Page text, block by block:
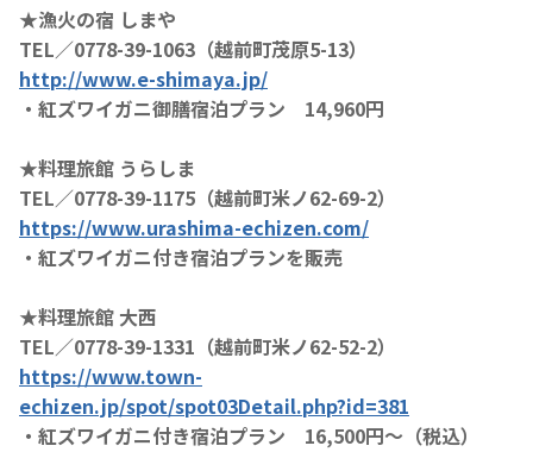
★漁火の宿 しまや
TEL／0778-39-1063（越前町茂原5-13）
http://www.e-shimaya.jp/
・紅ズワイガニ御膳宿泊プラン 14,960円
★料理旅館 うらしま
TEL／0778-39-1175（越前町米ノ62-69-2）
https://www.urashima-echizen.com/
・紅ズワイガニ付き宿泊プランを販売
★料理旅館 大西
TEL／0778-39-1331（越前町米ノ62-52-2）
https://www.town-
echizen.jp/spot/spot03Detail.php?id=381
・紅ズワイガニ付き宿泊プラン 16,500円～（税込）